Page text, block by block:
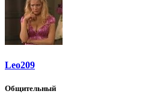
Leo209
Общительный